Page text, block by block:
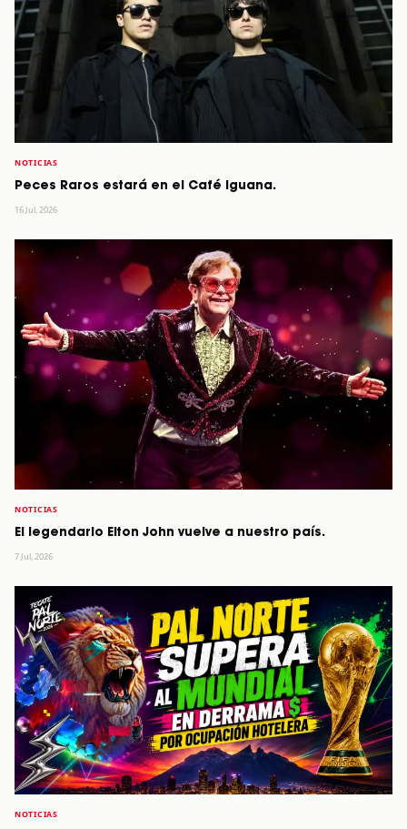
NOTICIAS
Peces Raros estará en el Café Iguana.
16 Jul, 2026
NOTICIAS
El legendario Elton John vuelve a nuestro país.
7 Jul, 2026
NOTICIAS